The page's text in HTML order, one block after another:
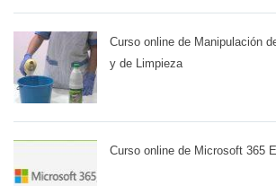
Curso online de Manipulación
y de Limpieza
Curso online de Microsoft 365